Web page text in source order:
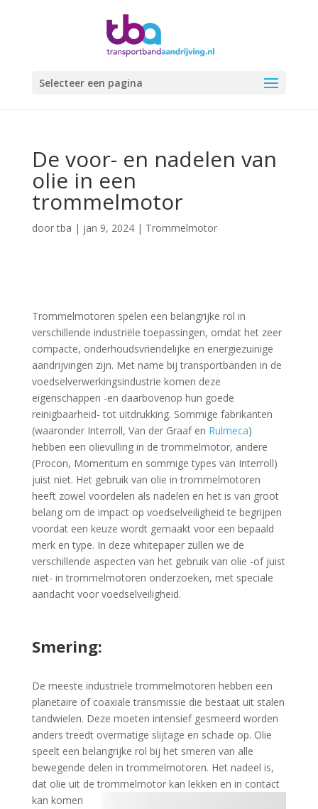
Selecteer een pagina
De voor- en nadelen van
olie in een
trommelmotor
doortba | jan 9, 2024| Trommelmotor
Trommelmotoren spelen een belangrijke rol in
verschillende industriële toepassingen, omdat het zeer
compacte, onderhoudsvriendelijke en energiezuinige
aandrijvingen zijn. Met name bij transportbanden in de
voedselverwerkingsindustrie komen deze
eigenschappen -en daarbovenop hun goede
reinigbaarheid- tot uitdrukking. Sommige fabrikanten
(waaronder Interroll, Van der Graaf en Rulmeca)
hebben een olievulling in de trommelmotor, andere
(Procon, Momentum en sommige types van Interroll)
juist niet. Het gebruik van olie in trommelmotoren
heeft zowel voordelen als nadelen en het is van groot
belang om de impact op voedselveiligheid te begrijpen
voordat een keuze wordt gemaakt voor een bepaald
merk en type. In deze whitepaper zullen we de
verschillende aspecten van het gebruik van olie -of juist
niet- in trommelmotoren onderzoeken, met speciale
aandacht voor voedselveiligheid.
Smering:
De meeste industriële trommelmotoren hebben een
planetaire of coaxiale transmissie die bestaat uit stalen
tandwielen. Deze moeten intensief gesmeerd worden
anders treedt overmatige slijtage en schade op. Olie
speelt een belangrijke rol bij het smeren van alle
bewegende delen in trommelmotoren. Het nadeel is,
dat olie uit de trommelmotor kan lekken en in contact
kan komen